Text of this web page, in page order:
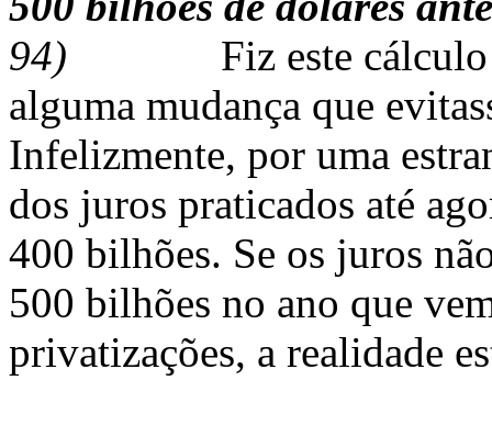
94) Fiz este
alguma mudança que
Infelizmente, por uma
dos juros praticados até
400 bilhões. Se os juros
500 bilhões no ano que
privatizações, a realidade